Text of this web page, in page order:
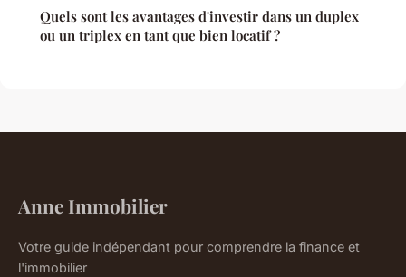
Quels sont les avantages d'investir dans un duplex
ou un triplex en tant que bien locatif ?
Anne Immobilier
Votre guide indépendant pour comprendre la finance et
l'immobilier